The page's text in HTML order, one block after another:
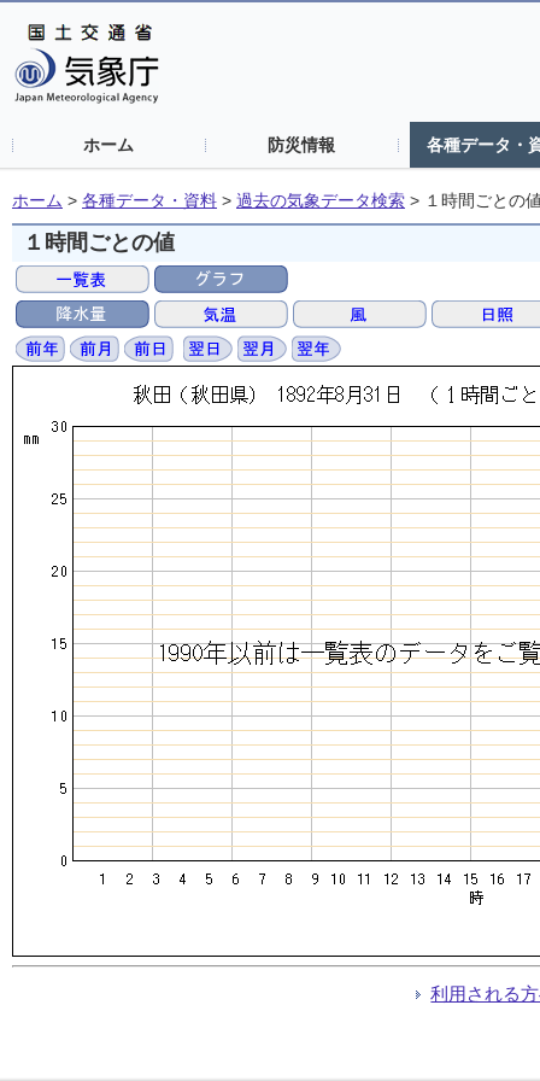
ホーム 防災情報 各種データ・
ホーム > 各種データ・資料 > 過去の気象データ検索 > １時間ごとの
１時間ごとの値
利用される